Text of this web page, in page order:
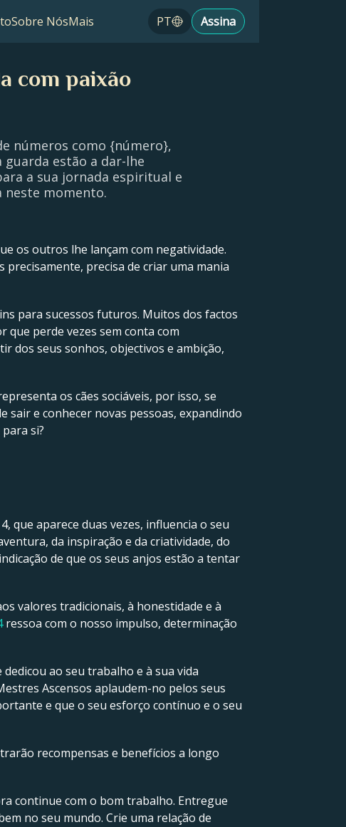
Sobre NósMais PT Assina
com paixão
números como {número},
guarda estão a dar-lhe
a sua jornada espiritual e
neste momento.
os outros lhe lançam com negatividade.
precisa de criar uma mania
para sucessos futuros. Muitos dos factos
que perde vezes sem conta com
dos seus sonhos, objectivos e ambição,
os cães sociáveis, por isso, se
sair e conhecer novas pessoas, expandindo
si?
que aparece duas vezes, influencia o seu
da inspiração e da criatividade, do
de que os seus anjos estão a tentar
valores tradicionais, à honestidade e à
ressoa com o nosso impulso, determinação
ao seu trabalho e à sua vida
Ascensos aplaudem-no pelos seus
e que o seu esforço contínuo e o seu
recompensas e benefícios a longo
continue com o bom trabalho. Entregue
no seu mundo. Crie uma relação de